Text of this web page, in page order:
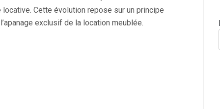
Cette évolution repose sur un principe
exclusif de la location meublée.